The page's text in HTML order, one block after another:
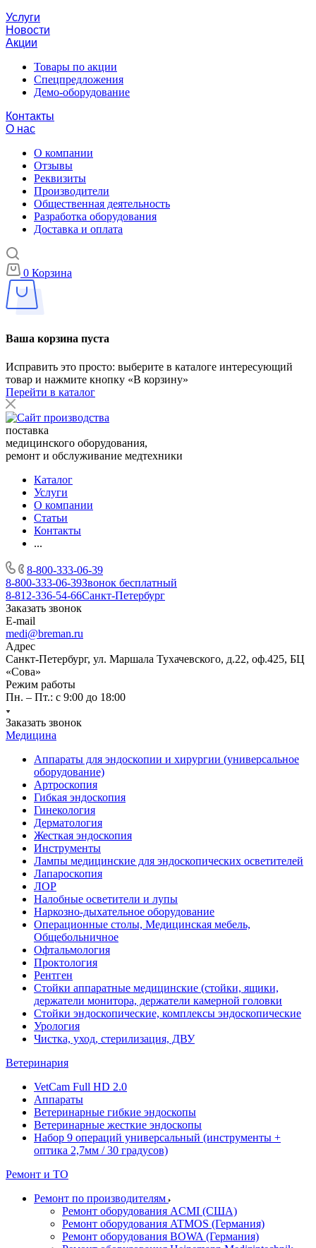
Услуги
Новости
Акции
Товары по акции
Спецпредложения
Демо-оборудование
Контакты
О нас
О компании
Отзывы
Реквизиты
Производители
Общественная деятельность
Разработка оборудования
Доставка и оплата
0 Корзина
Ваша корзина пуста
Исправить это просто: выберите в каталоге интересующий
товар и нажмите кнопку «В корзину»
Перейти в каталог
поставка
медицинского оборудования,
ремонт и обслуживание медтехники
Каталог
Услуги
О компании
Статьи
Контакты
...
8-800-333-06-39
8-800-333-06-39Звонок бесплатный
8-812-336-54-66Санкт-Петербург
Заказать звонок
E-mail
medi@breman.ru
Адрес
Санкт-Петербург, ул. Маршала Тухачевского, д.22, оф.425, БЦ
«Сова»
Режим работы
Пн. – Пт.: с 9:00 до 18:00
Заказать звонок
Медицина
Аппараты для эндоскопии и хирургии (универсальное
оборудование)
Артроскопия
Гибкая эндоскопия
Гинекология
Дерматология
Жесткая эндоскопия
Инструменты
Лампы медицинские для эндоскопических осветителей
Лапароскопия
ЛОР
Налобные осветители и лупы
Наркозно-дыхательное оборудование
Операционные столы, Медицинская мебель,
Общебольничное
Офтальмология
Проктология
Рентген
Стойки аппаратные медицинские (стойки, ящики,
держатели монитора, держатели камерной головки
Стойки эндоскопические, комплексы эндоскопические
Урология
Чистка, уход, стерилизация, ДВУ
Ветеринария
VetCam Full HD 2.0
Аппараты
Ветеринарные гибкие эндоскопы
Ветеринарные жесткие эндоскопы
Набор 9 операций универсальный (инструменты +
оптика 2,7мм / 30 градусов)
Ремонт и ТО
Ремонт по производителям
Ремонт оборудования ACMI (США)
Ремонт оборудования ATMOS (Германия)
Ремонт оборудования BOWA (Германия)